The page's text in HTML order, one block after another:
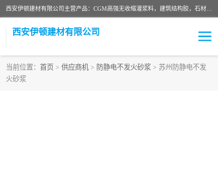
西安伊顿建材有限公司主营产品：CGM高强无收缩灌浆料，建筑结构胶，石材粘合剂，柔性防水材料，环氧修补砂浆等在各个行业得到了客户认可。
西安伊顿建材有限公司
当前位置： 首页 > 供应商机 > 防静电不发火砂浆 > 苏州防静电不发
火砂浆